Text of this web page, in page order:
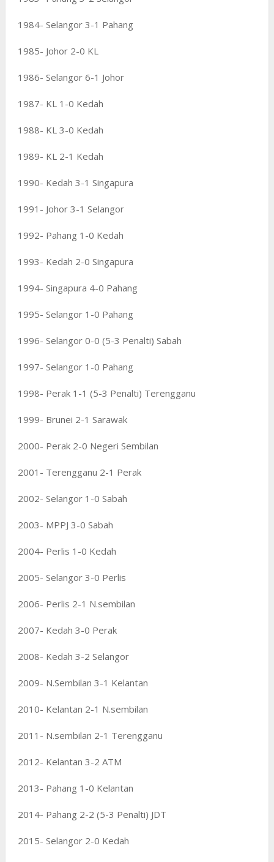
1984- Selangor 3-1 Pahang
1985- Johor 2-0 KL
1986- Selangor 6-1 Johor
1987- KL 1-0 Kedah
1988- KL 3-0 Kedah
1989- KL 2-1 Kedah
1990- Kedah 3-1 Singapura
1991- Johor 3-1 Selangor
1992- Pahang 1-0 Kedah
1993- Kedah 2-0 Singapura
1994- Singapura 4-0 Pahang
1995- Selangor 1-0 Pahang
1996- Selangor 0-0 (5-3 Penalti) Sabah
1997- Selangor 1-0 Pahang
1998- Perak 1-1 (5-3 Penalti) Terengganu
1999- Brunei 2-1 Sarawak
2000- Perak 2-0 Negeri Sembilan
2001- Terengganu 2-1 Perak
2002- Selangor 1-0 Sabah
2003- MPPJ 3-0 Sabah
2004- Perlis 1-0 Kedah
2005- Selangor 3-0 Perlis
2006- Perlis 2-1 N.sembilan
2007- Kedah 3-0 Perak
2008- Kedah 3-2 Selangor
2009- N.Sembilan 3-1 Kelantan
2010- Kelantan 2-1 N.sembilan
2011- N.sembilan 2-1 Terengganu
2012- Kelantan 3-2 ATM
2013- Pahang 1-0 Kelantan
2014- Pahang 2-2 (5-3 Penalti) JDT
2015- Selangor 2-0 Kedah